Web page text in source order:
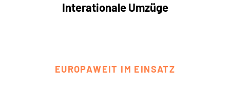
Interationale Umzüge
EUROPAWEIT IM EINSATZ